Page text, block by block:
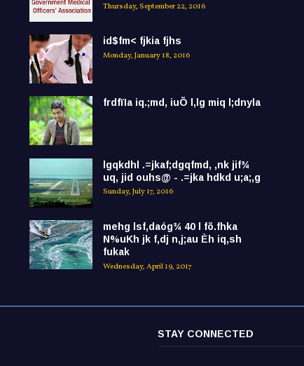
Thursday, September 22, 2016
id$fm< fjkia fjhs
Monday, January 18, 2016
frdfïIa iq.;md, iuÕ l,lg miq l;dnyla
lgqkdhl .=jkaf;dgqfmd, ,nk jif¾
uq, jid ouhs@ - .=jka hdkd u;a;,g
Sunday, July 17, 2016
mehg lsf,daóg¾ 40 l fõ.fhka
N%uKh jk f,dj n,j;au Èh iq,sh
fukak
Wednesday, April 19, 2017
STAY CONNECTED